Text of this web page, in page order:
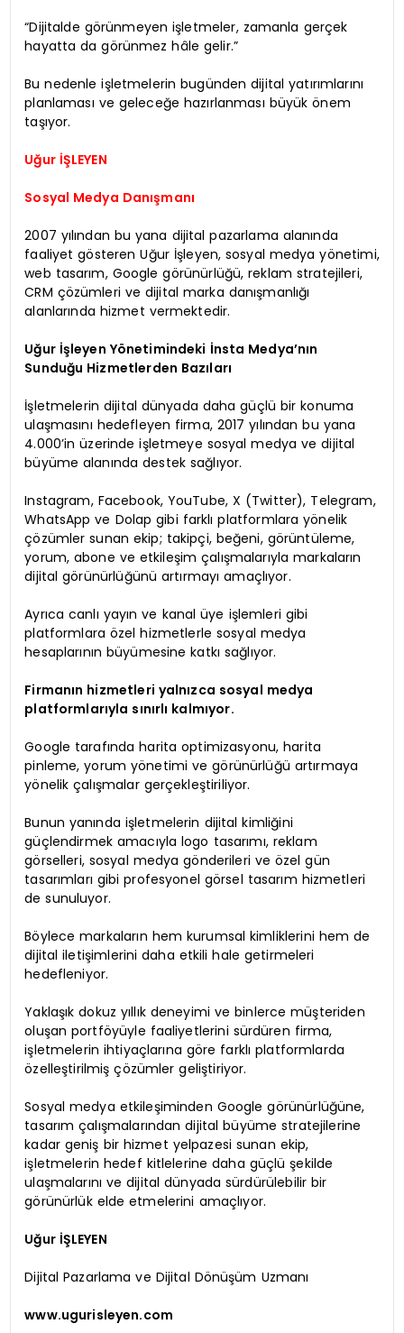
“Dijitalde görünmeyen işletmeler, zamanla gerçek
hayatta da görünmez hâle gelir.”
Bu nedenle işletmelerin bugünden dijital yatırımlarını
planlaması ve geleceğe hazırlanması büyük önem
taşıyor.
Uğur İŞLEYEN
Sosyal Medya Danışmanı
2007 yılından bu yana dijital pazarlama alanında
faaliyet gösteren Uğur İşleyen, sosyal medya yönetimi,
web tasarım, Google görünürlüğü, reklam stratejileri,
CRM çözümleri ve dijital marka danışmanlığı
alanlarında hizmet vermektedir.
Uğur İşleyen Yönetimindeki İnsta Medya’nın
Sunduğu Hizmetlerden Bazıları
İşletmelerin dijital dünyada daha güçlü bir konuma
ulaşmasını hedefleyen firma, 2017 yılından bu yana
4.000’in üzerinde işletmeye sosyal medya ve dijital
büyüme alanında destek sağlıyor.
Instagram, Facebook, YouTube, X (Twitter), Telegram,
WhatsApp ve Dolap gibi farklı platformlara yönelik
çözümler sunan ekip; takipçi, beğeni, görüntüleme,
yorum, abone ve etkileşim çalışmalarıyla markaların
dijital görünürlüğünü artırmayı amaçlıyor.
Ayrıca canlı yayın ve kanal üye işlemleri gibi
platformlara özel hizmetlerle sosyal medya
hesaplarının büyümesine katkı sağlıyor.
Firmanın hizmetleri yalnızca sosyal medya
platformlarıyla sınırlı kalmıyor.
Google tarafında harita optimizasyonu, harita
pinleme, yorum yönetimi ve görünürlüğü artırmaya
yönelik çalışmalar gerçekleştiriliyor.
Bunun yanında işletmelerin dijital kimliğini
güçlendirmek amacıyla logo tasarımı, reklam
görselleri, sosyal medya gönderileri ve özel gün
tasarımları gibi profesyonel görsel tasarım hizmetleri
de sunuluyor.
Böylece markaların hem kurumsal kimliklerini hem de
dijital iletişimlerini daha etkili hale getirmeleri
hedefleniyor.
Yaklaşık dokuz yıllık deneyimi ve binlerce müşteriden
oluşan portföyüyle faaliyetlerini sürdüren firma,
işletmelerin ihtiyaçlarına göre farklı platformlarda
özelleştirilmiş çözümler geliştiriyor.
Sosyal medya etkileşiminden Google görünürlüğüne,
tasarım çalışmalarından dijital büyüme stratejilerine
kadar geniş bir hizmet yelpazesi sunan ekip,
işletmelerin hedef kitlelerine daha güçlü şekilde
ulaşmalarını ve dijital dünyada sürdürülebilir bir
görünürlük elde etmelerini amaçlıyor.
Uğur İŞLEYEN
Dijital Pazarlama ve Dijital Dönüşüm Uzmanı
www.ugurisleyen.com